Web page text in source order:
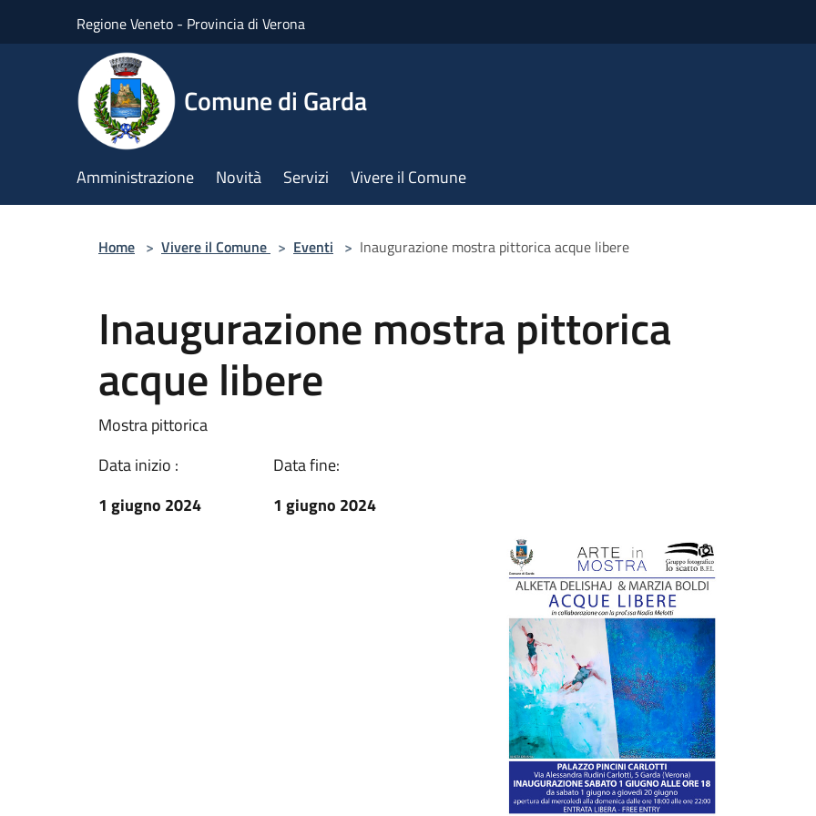
Regione Veneto - Provincia di Verona
Comune di Garda
Amministrazione Novità Servizi Vivere il Comune
Home > Vivere il Comune > Eventi > Inaugurazione mostra pittorica acque libere
Inaugurazione mostra pittorica
acque libere
Mostra pittorica
Data inizio :
1 giugno 2024
Data fine:
1 giugno 2024